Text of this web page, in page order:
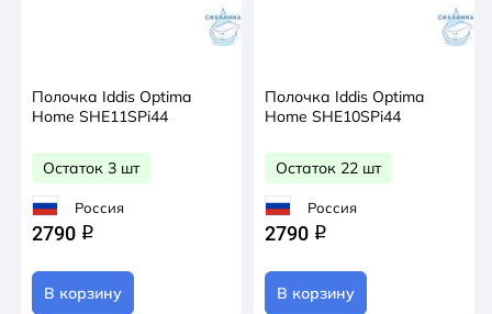
Полочка Iddis Optima
Home SHE11SPi44
Остаток 3 шт
Россия
2790 q
В корзину
Полочка Iddis Optima
Home SHE10SPi44
Остаток 22 шт
Россия
2790 q
В корзину